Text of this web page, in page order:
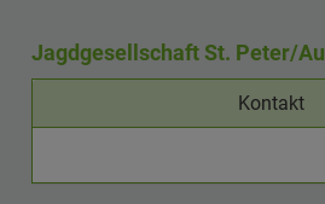
Jagdgesellschaft St. Peter/Au
Kontakt